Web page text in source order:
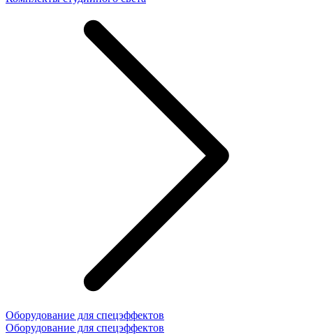
Оборудование для спецэффектов
Оборудование для спецэффектов